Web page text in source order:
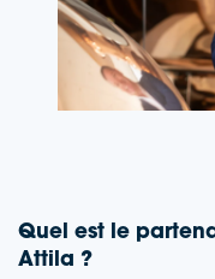
Quel est le
Attila ?